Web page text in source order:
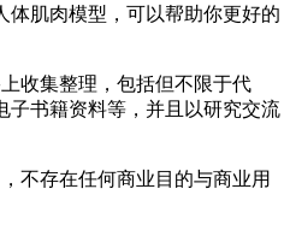
体肌肉模型，可以帮助你更好的
收集整理，包括但不限于代
子书籍资料等，并且以研究交流
不存在任何商业目的与商业用